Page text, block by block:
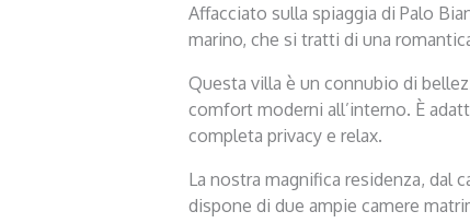
Affacciato sulla spiaggia di Palo
marino, che si tratti di una
Questa villa è un connubio di
comfort moderni all’interno. È
completa privacy e relax.
La nostra magnifica residenza, dal
dispone di due ampie camere